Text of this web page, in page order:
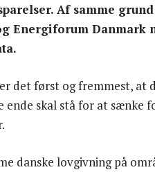
Af samme
Energiforum Danmark
det først og fremmest, at
ende skal stå for at sænke
danske lovgivning på